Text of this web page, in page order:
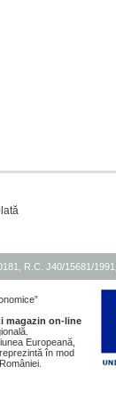
R.C. J40/15681/
magazin on-line
Europeană,
în mod